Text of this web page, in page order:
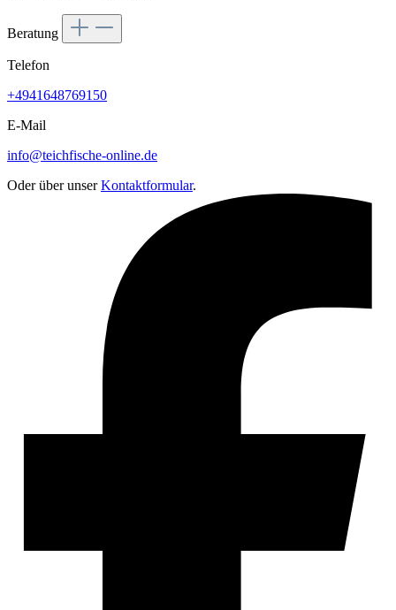
Beratung
Telefon
+4941648769150
E-Mail
info@teichfische-online.de
Oder über unserKontaktformular.